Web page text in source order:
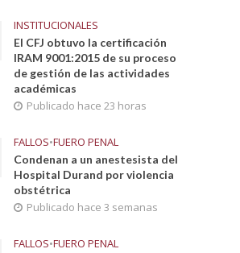
INSTITUCIONALES
El CFJ obtuvo la certificación
IRAM 9001:2015 de su proceso
de gestión de las actividades
académicas
Publicado hace 23 horas
FALLOS•FUERO PENAL
Condenan a un anestesista del
Hospital Durand por violencia
obstétrica
Publicado hace 3 semanas
FALLOS•FUERO PENAL